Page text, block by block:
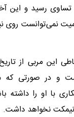
تساوی رسید و این
نمی‌توانست روی
و در صورتی که
با او را داشته
نخواهد داشت.